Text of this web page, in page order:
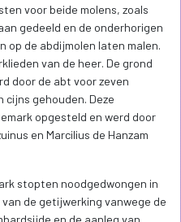
voor beide molens, zoals
gedeeld en de onderhorigen
op de abdijmolen laten malen.
van de heer. De grond
door de abt voor zeven
cijns gehouden. Deze
opgesteld en werd door
en Marcilius de Hanzam
stopten noodgedwongen in
de getijwerking vanwege de